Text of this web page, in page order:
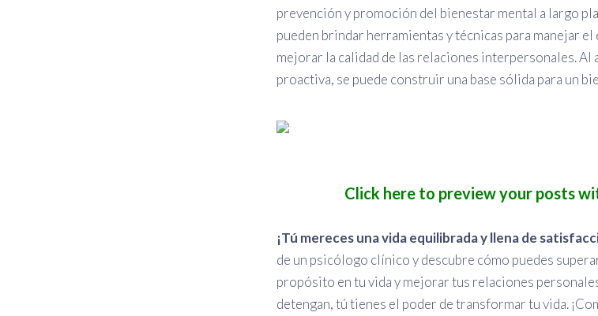
prevención y promoción del bienestar mental a largo
pueden brindar herramientas y técnicas para manejar
mejorar la calidad de las relaciones interpersonales. Al
proactiva, se puede construir una base sólida para un
Click here to preview your posts
¡Tú mereces una vida equilibrada y llena de
de un psicólogo clínico y descubre cómo puedes
propósito en tu vida y mejorar tus relaciones
detengan, tú tienes el poder de transformar tu vida.